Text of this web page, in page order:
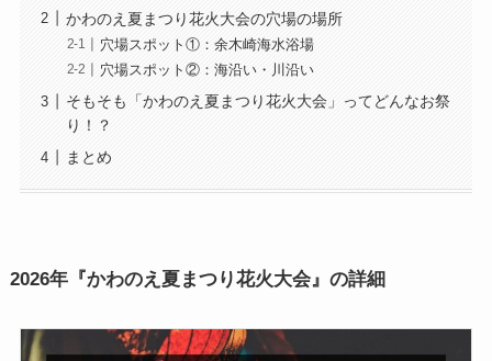
かわのえ夏まつり花火大会の穴場の場所
穴場スポット①：余木崎海水浴場
穴場スポット②：海沿い・川沿い
そもそも「かわのえ夏まつり花火大会」ってどんなお祭
り！？
まとめ
2026年『かわのえ夏まつり花火大会』の詳細